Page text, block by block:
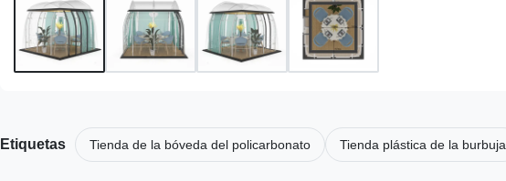
Etiquetas Tienda de la bóveda del policarbonato Tienda plástica de la burbuja